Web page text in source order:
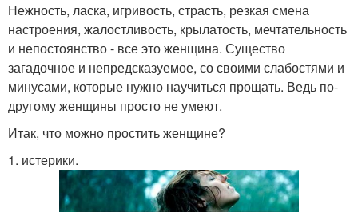
Нежность, ласка, игривость, страсть, резкая смена
настроения, жалостливость, крылатость, мечтательность
и непостоянство - все это женщина. Существо
загадочное и непредсказуемое, со своими слабостями и
минусами, которые нужно научиться прощать. Ведь по-
другому женщины просто не умеют.
Итак, что можно простить женщине?
1. истерики.